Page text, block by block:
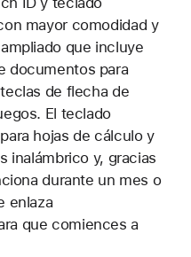
mayor comodidad y
que incluye
documentos para
de flecha de
El teclado
hojas de cálculo y
inalámbrico y, gracias
durante un mes o
enlaza
que comiences a